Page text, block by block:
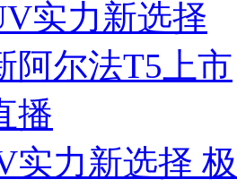
实力新选择